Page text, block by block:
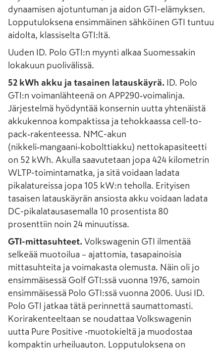
dynaamisen ajotuntuman ja aidon GTI-elämyksen.
Lopputuloksena ensimmäinen sähköinen GTI tuntuu
aidolta, klassiselta GTI:ltä.
Uuden ID. Polo GTI:n myynti alkaa Suomessakin
lokakuun puolivälissä.
52 kWh akku ja tasainen latauskäyrä.
ID. Polo
GTI:n voimanlähteenä on APP290‑voimalinja.
Järjestelmä hyödyntää konsernin uutta yhtenäistä
akkukennoa kompaktissa ja tehokkaassa cell-to-
pack‑rakenteessa. NMC-akun
(nikkeli‑mangaani‑kobolttiakku) nettokapasiteetti
on 52 kWh. Akulla saavutetaan jopa 424 kilometrin
WLTP-toimintamatka, ja sitä voidaan ladata
pikalatureissa jopa 105 kW:n teholla. Erityisen
tasaisen latauskäyrän ansiosta akku voidaan ladata
DC-pikalatausasemalla 10 prosentista 80
prosenttiin noin 24 minuutissa.
GTI-mittasuhteet. Volkswagenin GTI ilmentää
selkeää muotoilua – ajattomia, tasapainoisia
mittasuhteita ja voimakasta olemusta. Näin oli jo
ensimmäisessä Golf GTI:ssä vuonna 1976, samoin
ensimmäisessä Polo GTI:ssä vuonna 2006. Uusi ID.
Polo GTI jatkaa tätä perinnettä saumattomasti.
Korirakenteeltaan se noudattaa Volkswagenin
uutta Pure Positive ‑muotokieltä ja muodostaa
kompaktin urheiluauton. Lopputuloksena on